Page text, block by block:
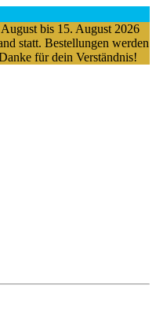
bis 15. August 2026
statt. Bestellungen werden
für dein Verständnis!